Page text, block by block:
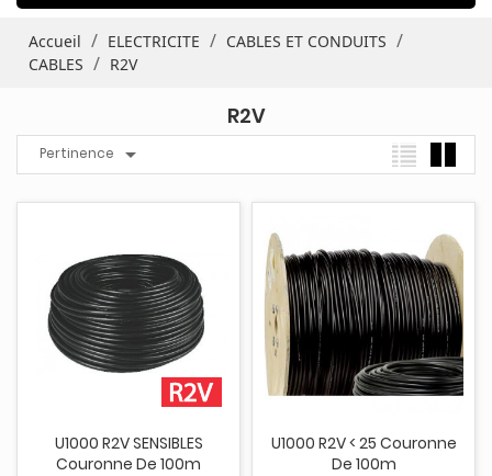
Accueil ELECTRICITE
CABLES ET CONDUITS
CABLES
R2V
R2V
Pertinence 
U1000 R2V SENSIBLES
Couronne De 100m
U1000 R2V < 25 Couronne
De 100m